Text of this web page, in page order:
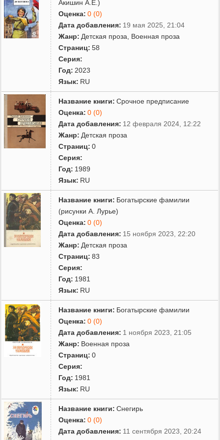
Акишин А.Е.)
Оценка: 0 (0)
Дата добавления: 19 мая 2025, 21:04
Жанр: Детская проза
Военная проза
Страниц: 58
Серия:
Год: 2023
Язык: RU
Название книги: Срочное предписание
Оценка: 0 (0)
Дата добавления: 12 февраля 2024, 12:22
Жанр: Детская проза
Страниц: 0
Серия:
Год: 1989
Язык: RU
Название книги: Богатырские фамилии
(рисунки А. Лурье)
Оценка: 0 (0)
Дата добавления: 15 ноября 2023, 22:20
Жанр: Детская проза
Страниц: 83
Серия:
Год: 1981
Язык: RU
Название книги: Богатырские фамилии
Оценка: 0 (0)
Дата добавления: 1 ноября 2023, 21:05
Жанр: Военная проза
Страниц: 0
Серия:
Год: 1981
Язык: RU
Название книги: Снегирь
Оценка: 0 (0)
Дата добавления: 11 сентября 2023, 20:24